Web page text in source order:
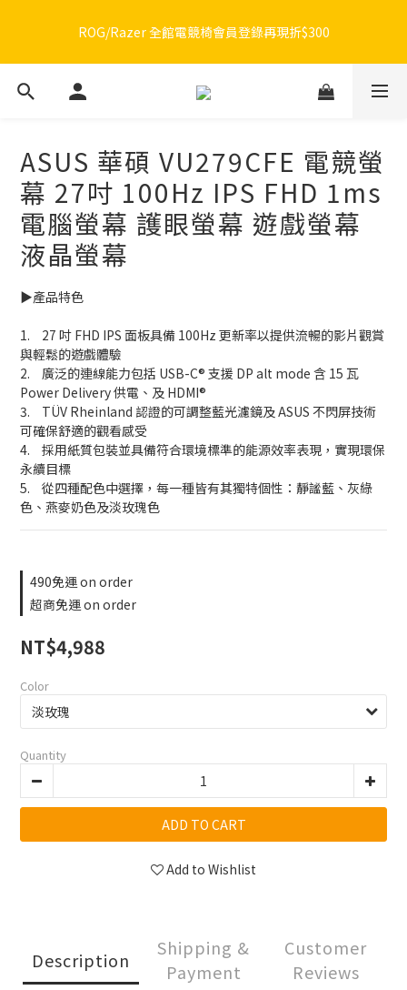
300
ROG/Razer 全館電競椅會員登錄再現折$300
🔥品牌限定滿額折🔥ROG周邊滿1500折100 / 2500折200 / 3000折
ASUS 華碩 VU279CFE 電競螢
幕 27吋 100Hz IPS FHD 1ms
電腦螢幕 護眼螢幕 遊戲螢幕
液晶螢幕
▶️產品特色
1.	27 吋 FHD IPS 面板具備 100Hz 更新率以提供流暢的影片觀賞
與輕鬆的遊戲體驗
2.	廣泛的連線能力包括 USB-C® 支援 DP alt mode 含 15 瓦
Power Delivery 供電、及 HDMI®
3.	TÜV Rheinland 認證的可調整藍光濾鏡及 ASUS 不閃屏技術
可確保舒適的觀看感受
4.	採用紙質包裝並具備符合環境標準的能源效率表現，實現環保
永續目標
5.	從四種配色中選擇，每一種皆有其獨特個性：靜謐藍、灰綠
色、燕麥奶色及淡玫瑰色
490免運 on order
超商免運 on order
NT$4,988
Color
Quantity
ADD TO CART
Add to Wishlist
Description
Shipping &
Payment
Customer
Reviews